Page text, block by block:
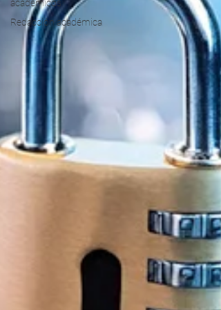
académicos
Redacción académica